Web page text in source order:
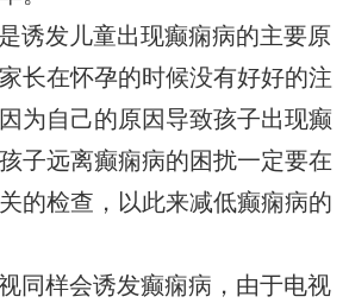
诱发儿童出现癫痫病的主要原
长在怀孕的时候没有好好的注
为自己的原因导致孩子出现癫
子远离癫痫病的困扰一定要在
的检查，以此来减低癫痫病的
同样会诱发癫痫病，由于电视